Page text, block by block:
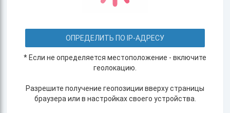
ОПРЕДЕЛИТЬ ПО IP-АДРЕСУ
* Если не определяется местоположение - включите
геолокацию.
Разрешите получение геопозиции вверху страницы
браузера или в настройках своего устройства.